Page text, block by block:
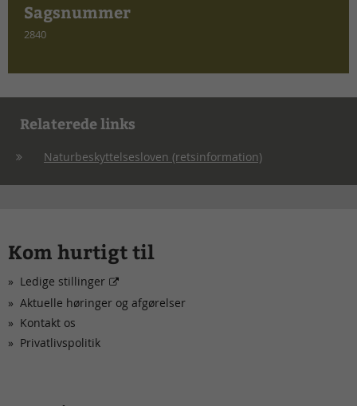
Sagsnummer
2840
Relaterede links
Naturbeskyttelsesloven (retsinformation)
Kom hurtigt til
Ledige stillinger
Aktuelle høringer og afgørelser
Kontakt os
Privatlivspolitik